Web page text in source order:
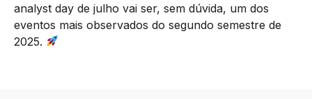
analyst day de julho vai ser, sem dúvida, um dos
eventos mais observados do segundo semestre de
2025.